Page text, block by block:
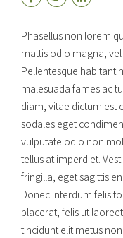
Phasellus non lorem
mattis odio magna,
Pellentesque habitant
malesuada fames ac
diam, vitae dictum est
sodales eget
vulputate odio non
tellus at imperdiet.
fringilla, eget sagittis
Donec interdum felis
placerat, felis ut
tincidunt elit metus